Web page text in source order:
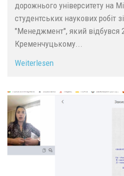
дорожнього університету на
студентських наукових робіт
"Менеджмент", який відбувся
Кременчуцькому...
Weiterlesen